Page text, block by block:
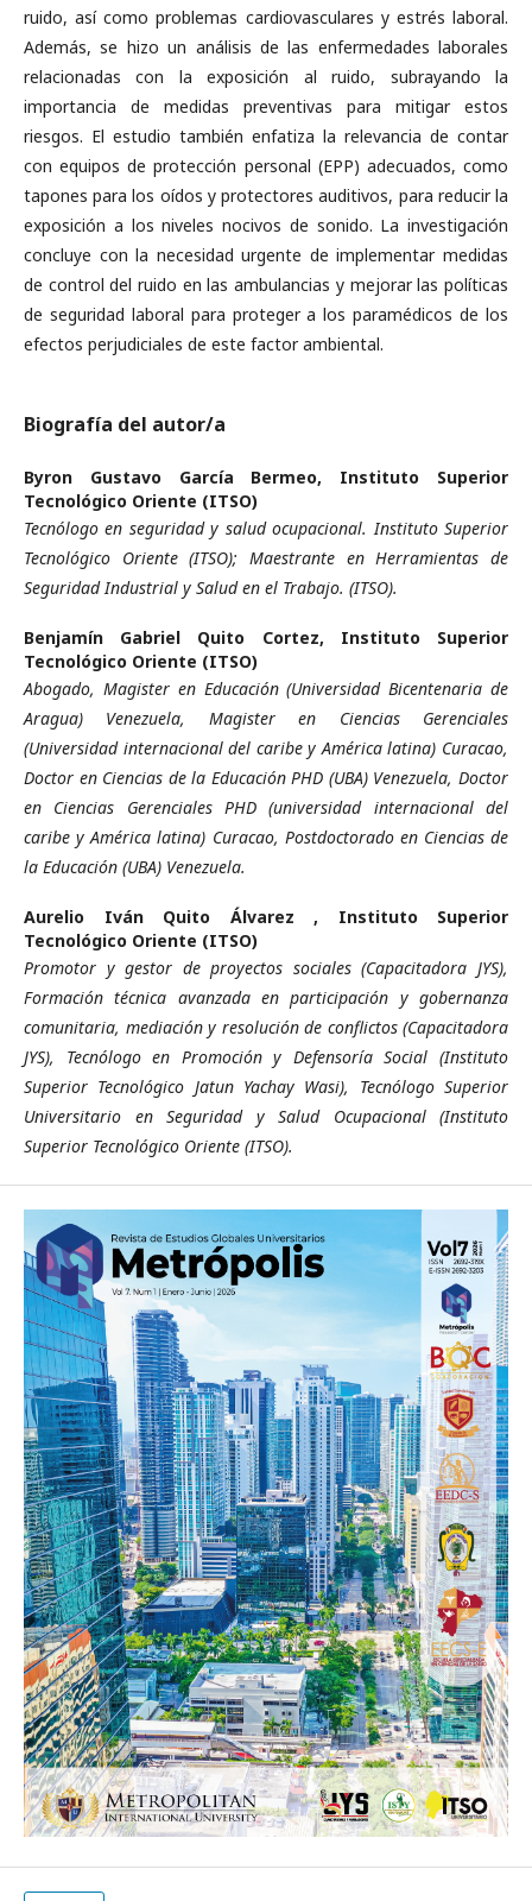
ruido, así como problemas cardiovasculares y estrés laboral.
Además, se hizo un análisis de las enfermedades laborales
relacionadas con la exposición al ruido, subrayando la
importancia de medidas preventivas para mitigar estos
riesgos. El estudio también enfatiza la relevancia de contar
con equipos de protección personal (EPP) adecuados, como
tapones para los oídos y protectores auditivos, para reducir la
exposición a los niveles nocivos de sonido. La investigación
concluye con la necesidad urgente de implementar medidas
de control del ruido en las ambulancias y mejorar las políticas
de seguridad laboral para proteger a los paramédicos de los
efectos perjudiciales de este factor ambiental.
Biografía del autor/a
Byron Gustavo García Bermeo, Instituto Superior
Tecnológico Oriente (ITSO)
Tecnólogo en seguridad y salud ocupacional. Instituto Superior
Tecnológico Oriente (ITSO); Maestrante en Herramientas de
Seguridad Industrial y Salud en el Trabajo. (ITSO).
Benjamín Gabriel Quito Cortez, Instituto Superior
Tecnológico Oriente (ITSO)
Abogado, Magister en Educación (Universidad Bicentenaria de
Aragua) Venezuela, Magister en Ciencias Gerenciales
(Universidad internacional del caribe y América latina) Curacao,
Doctor en Ciencias de la Educación PHD (UBA) Venezuela, Doctor
en Ciencias Gerenciales PHD (universidad internacional del
caribe y América latina) Curacao, Postdoctorado en Ciencias de
la Educación (UBA) Venezuela.
Aurelio Iván Quito Álvarez , Instituto Superior
Tecnológico Oriente (ITSO)
Promotor y gestor de proyectos sociales (Capacitadora JYS),
Formación técnica avanzada en participación y gobernanza
comunitaria, mediación y resolución de conflictos (Capacitadora
JYS), Tecnólogo en Promoción y Defensoría Social (Instituto
Superior Tecnológico Jatun Yachay Wasi), Tecnólogo Superior
Universitario en Seguridad y Salud Ocupacional (Instituto
Superior Tecnológico Oriente (ITSO).